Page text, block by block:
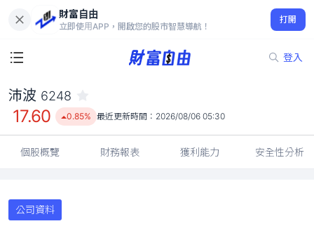
財富自由
立即使用APP，開啟您的股市智慧導航！
打開
登入
17.60
0.85%
沛波 6248
17.60 0.85% 最近更新時間： 2026/08/06 05:30
個股概覽 財務報表 獲利能力 安全性分析
公司資料